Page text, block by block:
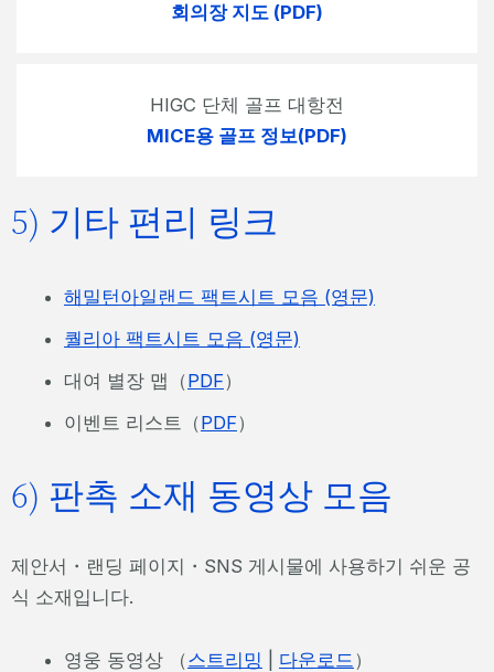
회의장 지도 (PDF)
HIGC 단체 골프 대항전
MICE용 골프 정보(PDF)
5) 기타 편리 링크
해밀턴아일랜드 팩트시트 모음 (영문)
퀄리아 팩트시트 모음 (영문)
대여 별장 맵（PDF）
이벤트 리스트（PDF）
6) 판촉 소재 동영상 모음
제안서・랜딩 페이지・SNS 게시물에 사용하기 쉬운 공
식 소재입니다.
영웅 동영상 （스트리밍 다운로드 ）